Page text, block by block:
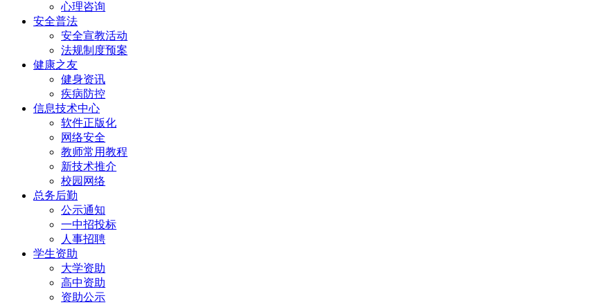
心理咨询
安全普法
安全宣教活动
法规制度预案
健康之友
健身资讯
疾病防控
信息技术中心
软件正版化
网络安全
教师常用教程
新技术推介
校园网络
总务后勤
公示通知
一中招投标
人事招聘
学生资助
大学资助
高中资助
资助公示